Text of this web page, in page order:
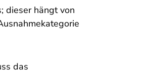
dieser hängt von
das